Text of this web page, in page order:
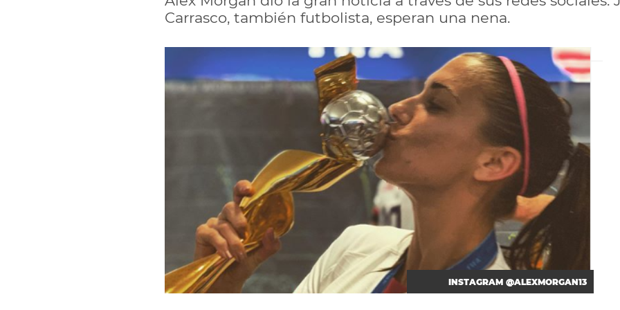
Carrasco, también futbolista, esperan una nena.
INSTAGRAM @ALEXMORGAN13